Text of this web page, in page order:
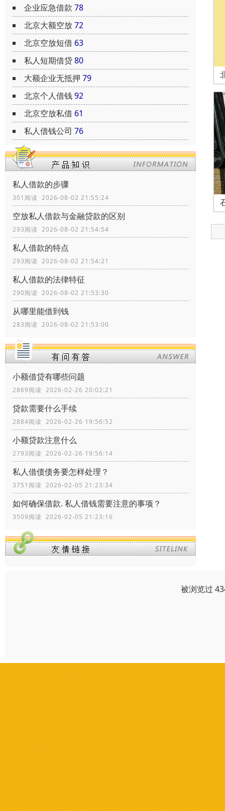
企业应急借款 78
北京大额空放72
北京空放短借 63
私人短期借贷80
大额企业无抵押 79
北京个人借钱92
北京空放私借 61
私人借钱公司 76
私人借款的步骤
301阅读 2026-08-02 21:55:24
空放私人借款与金融贷款的区别
293阅读 2026-08-02 21:54:54
私人借款的特点
293阅读 2026-08-02 21:54:21
私人借款的法律特征
290阅读 2026-08-02 21:53:30
从哪里能借到钱
283阅读 2026-08-02 21:53:00
小额借贷有哪些问题
2869阅读 2026-02-26 20:02:21
贷款需要什么手续
2884阅读 2026-02-26 19:56:52
小额贷款注意什么
2793阅读 2026-02-26 19:56:14
私人借债债务要怎样处理？
3751阅读 2026-02-05 21:23:34
如何确保借款. 私人借钱需要注意的事项？
3509阅读 2026-02-05 21:23:16
被浏览过